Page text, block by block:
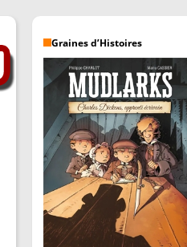
Graines d’Histoires